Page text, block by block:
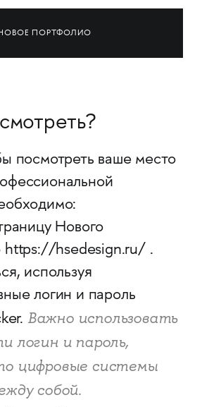
ПОРТФОЛИО
посмотреть ваше место
Нового
https://hsedesign.ru/ .
используя
логин и пароль
Важно использовать
логин и пароль,
цифровые системы
собой.